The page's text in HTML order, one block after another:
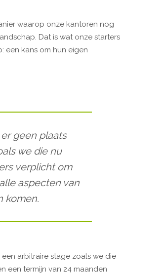
waarop onze kantoren nog
Dat is wat onze starters
een kans om hun eigen
geen plaats
we die nu
verplicht om
aspecten van
komen.
arbitraire stage zoals we die
een termijn van 24 maanden